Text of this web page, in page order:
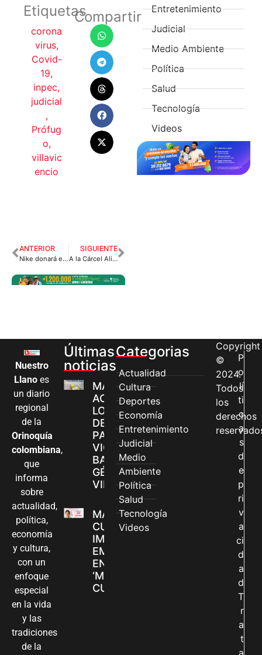
Etiquetas
corona
virus,
Covid-
19,
inpec,
judicial
,
Prófug
o,
villavic
encio
Compartir
ANTERIOR
Nike donará estos tenis al personal médico de primera línea
SIGUIENTE
A la Cárcel Alias «Pesadilla», Cabecilla del ELN en Arauca
Entretenimiento
Judicial
Medio Ambiente
Política
Salud
Tecnología
Videos
Nuestro
Llano es
un diario
regional
de la
Orinoquía
colombiana,
que
informa
sobre
actualidad,
política,
economía
y cultura,
con un
enfoque
especial
en la vida
y las
tradiciones
de la
Últimas
noticias
MÁS MUJERES
ACCEDEN A
LOS CANALES
DE ATENCIÓN
PARA
VIOLENCIAS
BASADAS EN
GÉNERO EN
VILLAVICENCIO
MADRES
CUIDADORAS
IMPULSAN SUS
EMPRENDIMIENTOS
EN LA FERIA
‘MANOS QUE
CUIDAN Y CREAN’
Categorias
Actualidad
Cultura
Deportes
Economía
Entretenimiento
Judicial
Medio
Ambiente
Política
Salud
Tecnología
Videos
Copyright
©
2024.
Todos
los
derechos
P
o
lí
ti
c
a
s
d
e
p
ri
v
a
ci
d
a
d
T
r
a
t
a